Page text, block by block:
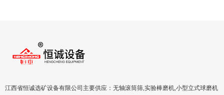
江西省恒诚选矿设备有限公司主要供应：无轴滚筒筛,实验棒磨机,小型立式球磨机